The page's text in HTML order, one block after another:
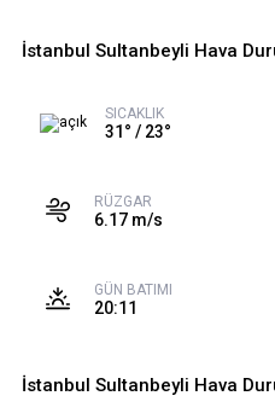
İstanbul Sultanbeyli Hava
SICAKLIK
31° / 23°
RÜZGAR
6.17 m/s
GÜN BATIMI
20:11
İstanbul Sultanbeyli Hava